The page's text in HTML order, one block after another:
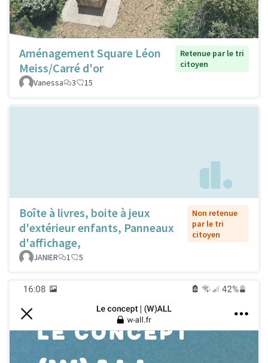
Aménagement Square Léon
Meiss/Carré d'or
Retenue par le tri
citoyen
Vanessa
3 15
Boîte à livres, boite à jeux
d'extérieur enfants, Panneaux
d'affichage,
Non retenue
par le tri
citoyen
JANIER 1 5